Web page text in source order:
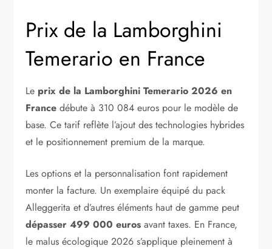
Prix de la Lamborghini
Temerario en France
Le prix de la Lamborghini Temerario 2026 en
France débute à 310 084 euros pour le modèle de
base. Ce tarif reflète l’ajout des technologies hybrides
et le positionnement premium de la marque.
Les options et la personnalisation font rapidement
monter la facture. Un exemplaire équipé du pack
Alleggerita et d’autres éléments haut de gamme peut
dépasser 499 000 euros avant taxes. En France,
le malus écologique 2026 s’applique pleinement à